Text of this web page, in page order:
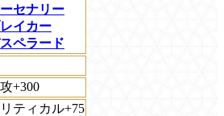
セナリー
イカー
ペラード
+300
ティカル+75